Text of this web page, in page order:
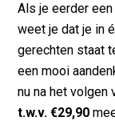
Als je eerder
weet je dat je in
gerechten staat
een mooi
nu na het volgen
t.w.v. €29,90